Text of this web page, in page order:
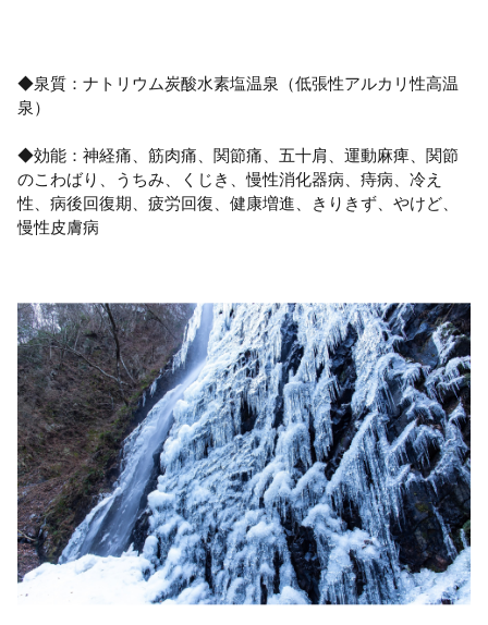
◆泉質：ナトリウム炭酸水素塩温泉（低張性アルカリ性高温
泉）
◆効能：神経痛、筋肉痛、関節痛、五十肩、運動麻痺、関節
のこわばり、うちみ、くじき、慢性消化器病、痔病、冷え
性、病後回復期、疲労回復、健康増進、きりきず、やけど、
慢性皮膚病